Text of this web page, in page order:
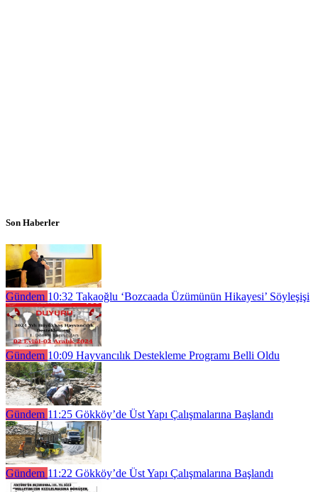
Son Haberler
Gündem 10:32 Takaoğlu ‘Bozcaada Üzümünün Hikayesi’ Söyleşişi
Gündem 10:09 Hayvancılık Destekleme Programı Belli Oldu
Gündem 11:25 Gökköy’de Üst Yapı Çalışmalarına Başlandı
Gündem 11:22 Gökköy’de Üst Yapı Çalışmalarına Başlandı